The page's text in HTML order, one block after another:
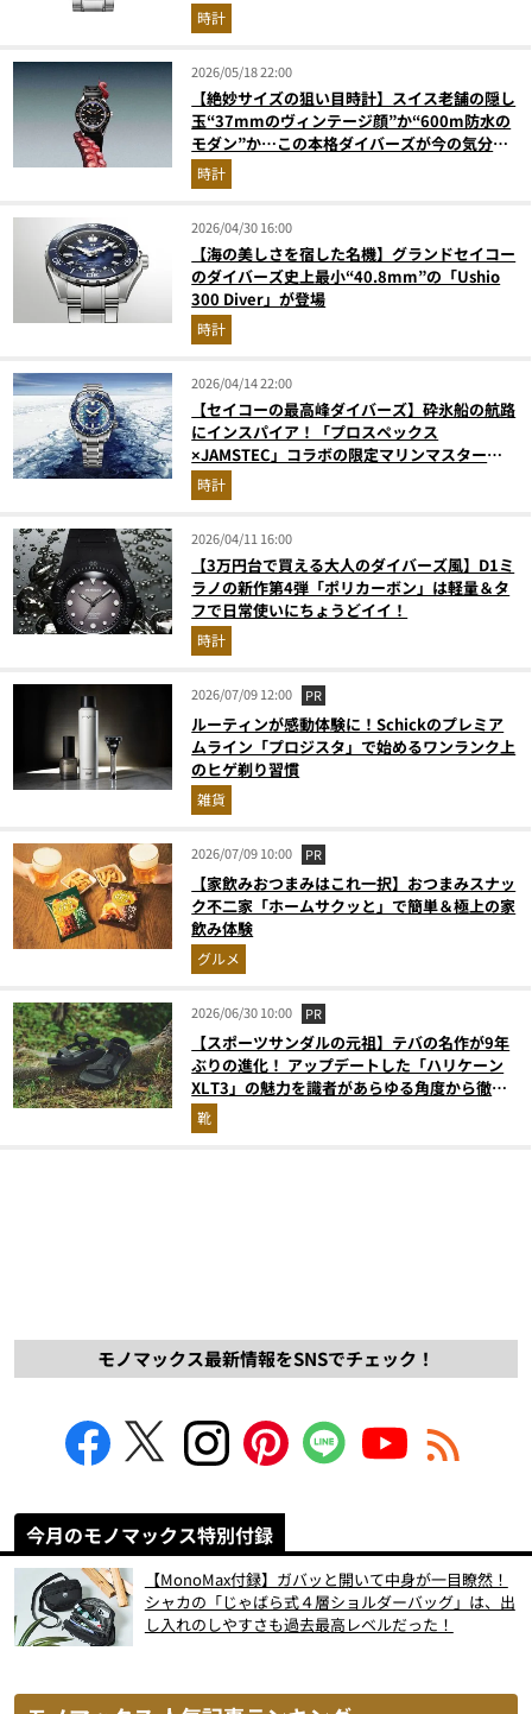
時計
2026/05/18 22:00
【絶妙サイズの狙い目時計】スイス老舗の隠し
玉“37mmのヴィンテージ顔”か“600m防水の
モダン”か…この本格ダイバーズが今の気分に
ドンピシャすぎる
時計
2026/04/30 16:00
【海の美しさを宿した名機】グランドセイコー
のダイバーズ史上最小“40.8mm”の「Ushio
300 Diver」が登場
時計
2026/04/14 22:00
【セイコーの最高峰ダイバーズ】砕氷船の航路
にインスパイア！「プロスペックス
×JAMSTEC」コラボの限定マリンマスターに
注目
時計
2026/04/11 16:00
【3万円台で買える大人のダイバーズ風】D1ミ
ラノの新作第4弾「ポリカーボン」は軽量＆タ
フで日常使いにちょうどイイ！
時計
2026/07/09 12:00 PR
ルーティンが感動体験に！Schickのプレミア
ムライン「プロジスタ」で始めるワンランク上
のヒゲ剃り習慣
雑貨
2026/07/09 10:00 PR
【家飲みおつまみはこれ一択】おつまみスナッ
ク不二家「ホームサクッと」で簡単＆極上の家
飲み体験
グルメ
2026/06/30 10:00 PR
【スポーツサンダルの元祖】テバの名作が9年
ぶりの進化！ アップデートした「ハリケーン
XLT3」の魅力を識者があらゆる角度から徹底
解説！
靴
モノマックス最新情報をSNSでチェック！
今月のモノマックス特別付録
【MonoMax付録】ガバッと開いて中身が一目瞭然！
シャカの「じゃばら式４層ショルダーバッグ」は、出
し入れのしやすさも過去最高レベルだった！